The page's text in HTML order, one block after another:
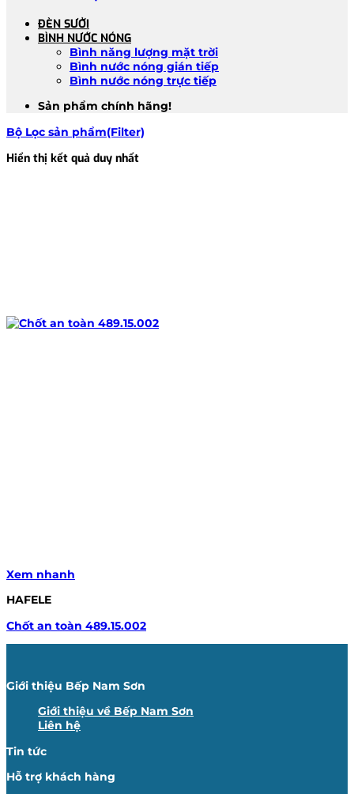
ĐÈN SƯỞI
BÌNH NƯỚC NÓNG
Bình năng lượng mặt trời
Bình nước nóng gián tiếp
Bình nước nóng trực tiếp
Sản phẩm chính hãng!
Bộ Lọc sản phẩm(Filter)
Hiển thị kết quả duy nhất
Xem nhanh
HAFELE
Chốt an toàn 489.15.002
Giới thiệu Bếp Nam Sơn
Giới thiệu về Bếp Nam Sơn
Liên hệ
Tin tức
Hỗ trợ khách hàng